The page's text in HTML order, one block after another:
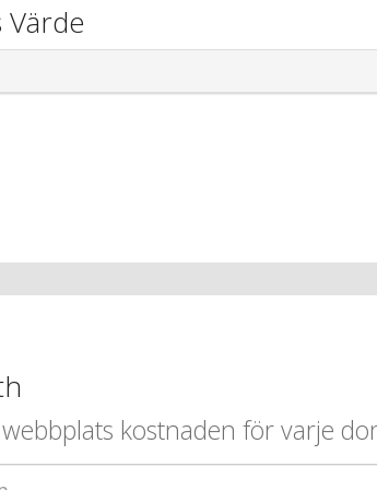
kostnaden för varje